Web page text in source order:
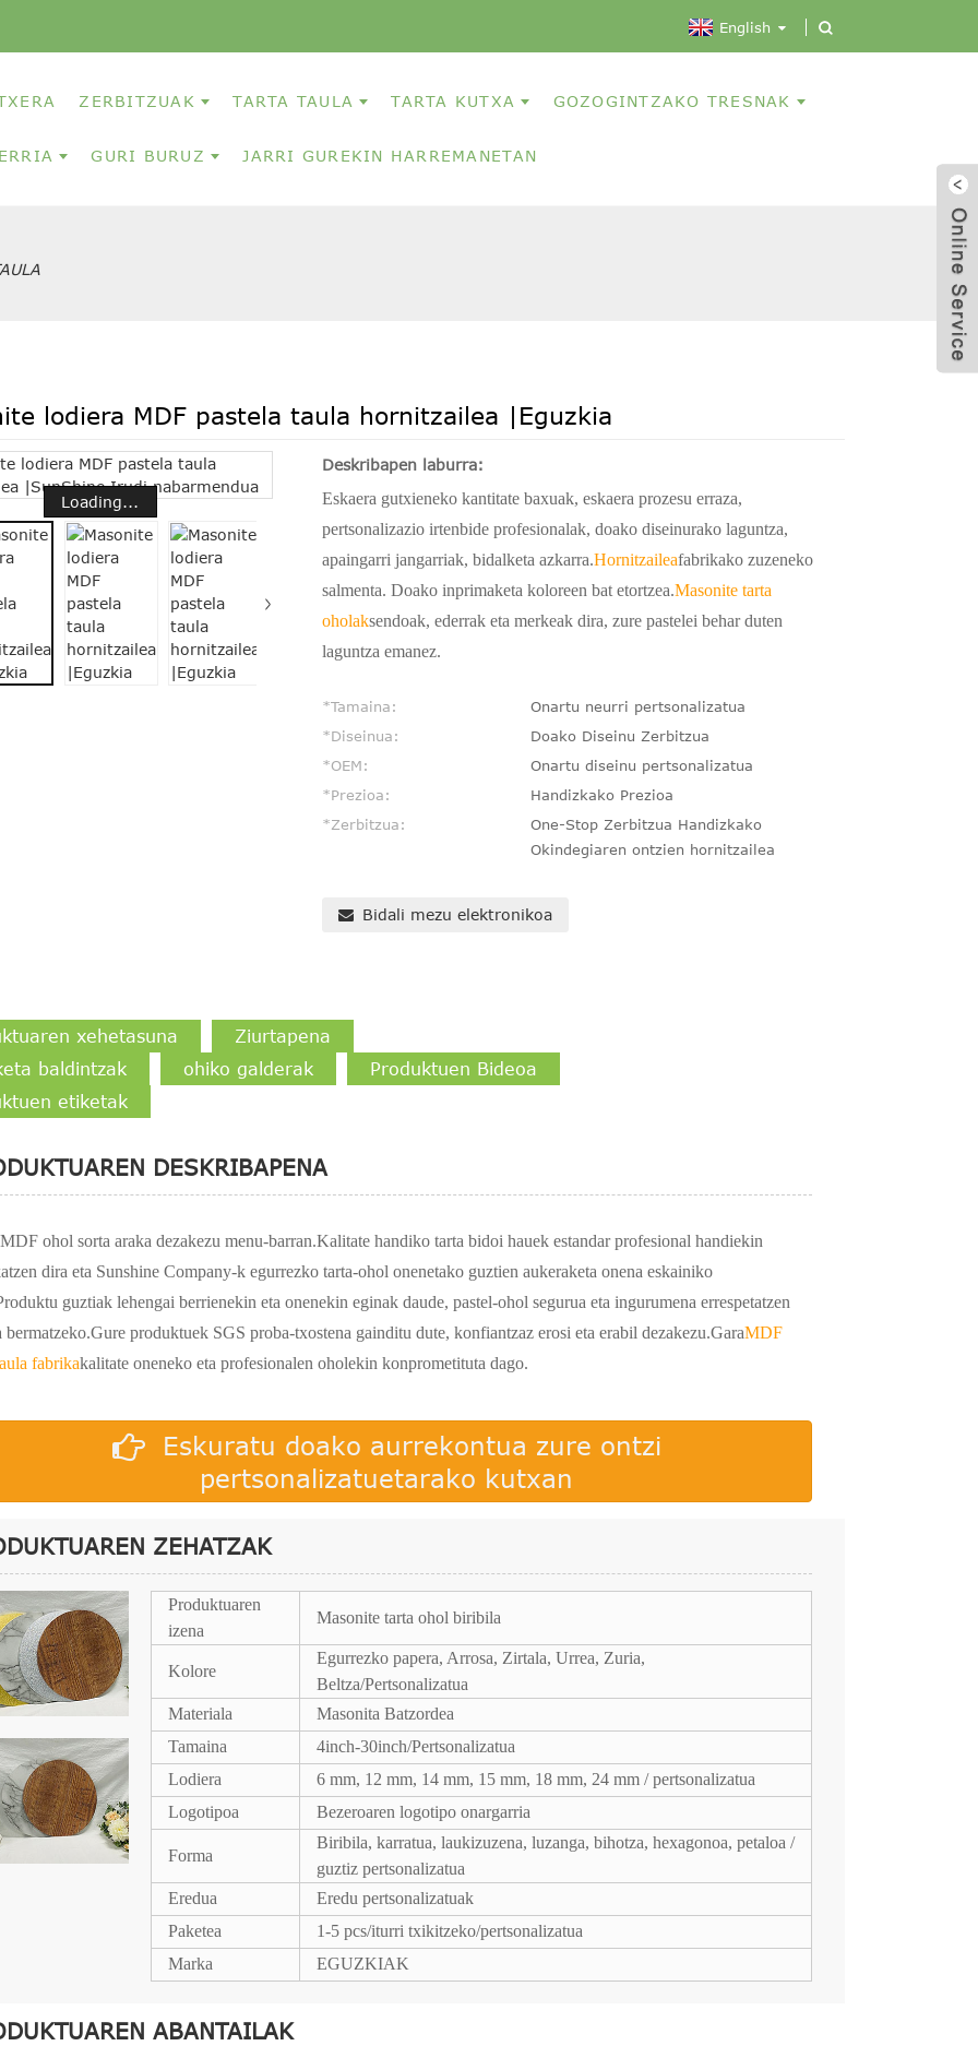
English
ZERBITZUAK TARTA TAULA TARTA KUTXA GOZOGINTZAKO TRESNAK
GURI BURUZ JARRI GUREKIN HARREMANETAN
lodiera MDF pastela taula hornitzailea |Eguzkia
Loading...
Deskribapen laburra:
Eskaera gutxieneko kantitate baxuak, eskaera prozesu erraza,
pertsonalizazio irtenbide profesionalak, doako diseinurako laguntza,
apaingarri jangarriak, bidalketa azkarra.Hornitzaileafabrikako zuzeneko
salmenta. Doako inprimaketa koloreen bat etortzea.Masonite tarta
oholaksendoak, ederrak eta merkeak dira, zure pastelei behar duten
laguntza emanez.
*Tamaina:
Onartu neurri pertsonalizatua
*Diseinua:
Doako Diseinu Zerbitzua
*OEM:
Onartu diseinu pertsonalizatua
*Prezioa:
Handizkako Prezioa
*Zerbitzua:
One-Stop Zerbitzua Handizkako
Okindegiaren ontzien hornitzailea
Bidali mezu elektronikoa
xehetasuna
Ziurtapena
baldintzak
ohiko galderak
Produktuen Bideoa
etiketak
DESKRIBAPENA
ohol sorta araka dezakezu menu-barran.Kalitate handiko tarta bidoi hauek estandar profesional handiekin
dira eta Sunshine Company-k egurrezko tarta-ohol onenetako guztien aukeraketa onena eskainiko
guztiak lehengai berrienekin eta onenekin eginak daude, pastel-ohol segurua eta ingurumena errespetatzen
bermatzeko.Gure produktuek SGS proba-txostena gainditu dute, konfiantzaz erosi eta erabil dezakezu.GaraMDF
fabrikakalitate oneneko eta profesionalen oholekin konprometituta dago.
Eskuratu doako aurrekontua zure ontzi
pertsonalizatuetarako kutxan
ZEHATZAK
Produktuaren
izena
Masonite tarta ohol biribila
Kolore
Egurrezko papera, Arrosa, Zirtala, Urrea, Zuria,
Beltza/Pertsonalizatua
Materiala
Masonita Batzordea
Tamaina
4inch-30inch/Pertsonalizatua
Lodiera
6 mm, 12 mm, 14 mm, 15 mm, 18 mm, 24 mm / pertsonalizatua
Logotipoa
Bezeroaren logotipo onargarria
Forma
Biribila, karratua, laukizuzena, luzanga, bihotza, hexagonoa, petaloa /
guztiz pertsonalizatua
Eredua
Eredu pertsonalizatuak
Paketea
1-5 pcs/iturri txikitzeko/pertsonalizatua
Marka
EGUZKIAK
ABANTAILAK